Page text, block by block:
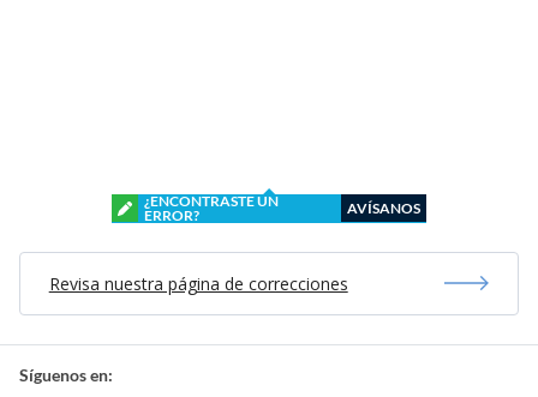
¿ENCONTRASTE UN
ERROR?
AVÍSANOS
Revisa nuestra página de correcciones
Síguenos en: